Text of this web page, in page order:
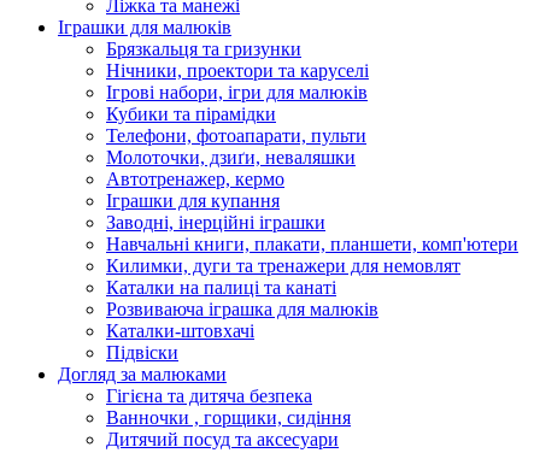
Ліжка та манежі
Іграшки для малюків
Брязкальця та гризунки
Нічники, проектори та каруселі
Ігрові набори, ігри для малюків
Кубики та пірамідки
Телефони, фотоапарати, пульти
Молоточки, дзиґи, неваляшки
Автотренажер, кермо
Іграшки для купання
Заводні, інерційні іграшки
Навчальні книги, плакати, планшети, комп'ютери
Килимки, дуги та тренажери для немовлят
Каталки на палиці та канаті
Розвиваюча іграшка для малюків
Каталки-штовхачі
Підвіски
Догляд за малюками
Гігієна та дитяча безпека
Ванночки , горщики, сидіння
Дитячий посуд та аксесуари